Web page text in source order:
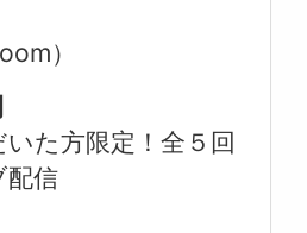
）
た方限定！全５回
配信